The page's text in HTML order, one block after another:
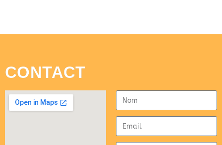
CONTACT